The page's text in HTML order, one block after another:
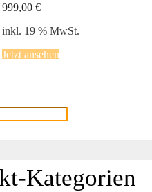
999,00 €
inkl. 19 % MwSt.
Jetzt ansehen
Kategorien